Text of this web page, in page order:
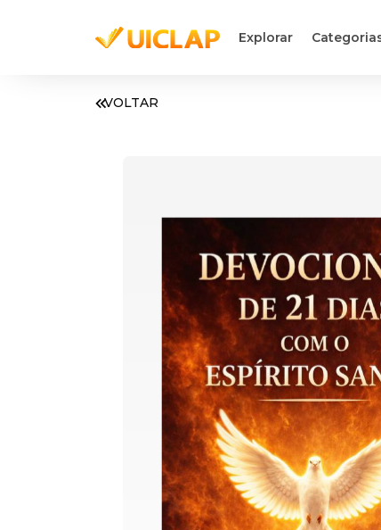
Explorar
VOLTAR